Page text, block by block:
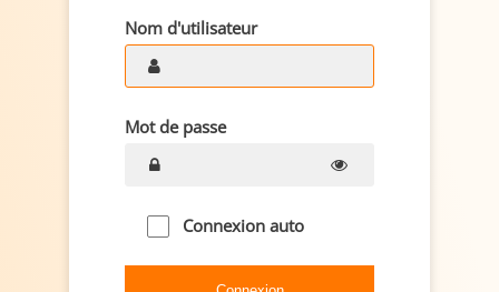
Nom d'utilisateur
Mot de passe
Connexion auto